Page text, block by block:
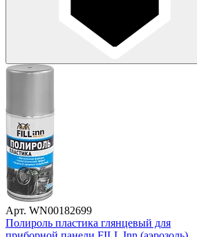
Арт. WN00182699
Полироль пластика глянцевый для